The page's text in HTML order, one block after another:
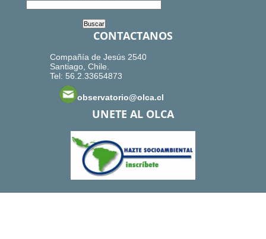
CONTACTANOS
Compañía de Jesús 2540
Santiago, Chile.
Tel: 56.2.33654873
observatorio@olca.cl
UNETE AL OLCA